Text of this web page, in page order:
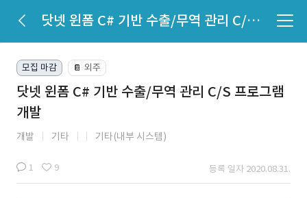
닷넷 윈폼 C# 기반 수출/무역 관리 C/S 프로그램 개발
모집 마감 📔 외주
닷넷 윈폼 C# 기반 수출/무역 관리 C/S 프로그램
개발
개발 기타 기타(내부 시스템)
1 9 등록 일자 2020.08.31.